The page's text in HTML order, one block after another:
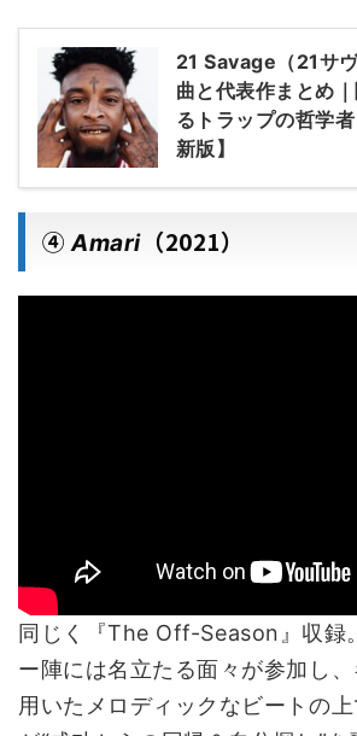
21 Savage（21サ
曲と代表作まとめ
るトラップの哲学
新版】
④Amari （2021）
同じく『The Off-Season』収録
ー陣には名立たる面々が参加し
用いたメロディックなビートの